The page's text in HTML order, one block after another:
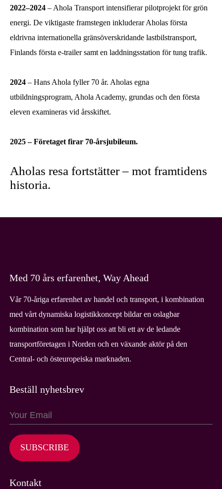
2022–2024 – Ahola Transport intensifierar pilotprojekt för grön
energi. De viktigaste framstegen inkluderar Aholas första
eldrivna internationella gränsöverskridande lastbilstransport,
Finlands första e-trailer samt en laddningsstation för tung trafik.
2024 – Hans Ahola fyller 70 år. Aholas egna
utbildningsprogram, Ahola Academy, grundas och den första
eleven examineras vid årsskiftet.
2025 – Företaget firar 70-årsjubileum.
Aholas resa fortstätter – mot framtidens
historia.
Med 70 års erfarenhet, Way Ahead
Vår 70-åriga erfarenhet av handel och transport, i kombination
med vårt dynamiska logistikkoncept bildar en oslagbar
kombination som har hjälpt oss att bli ett av de ledande
transportföretagen i Norden och en växande aktör på den
Central- och östeuropeiska marknaden.
Beställ nyhetsbrev
SUBSCRIBE
Kontakt